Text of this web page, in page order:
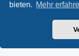
bieten. Mehr